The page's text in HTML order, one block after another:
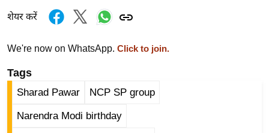
यं
इं
या
सा
हि
शेयर करें
We're now on WhatsApp. Click to join.
Tags
Sharad Pawar NCP SP group
Narendra Modi birthday